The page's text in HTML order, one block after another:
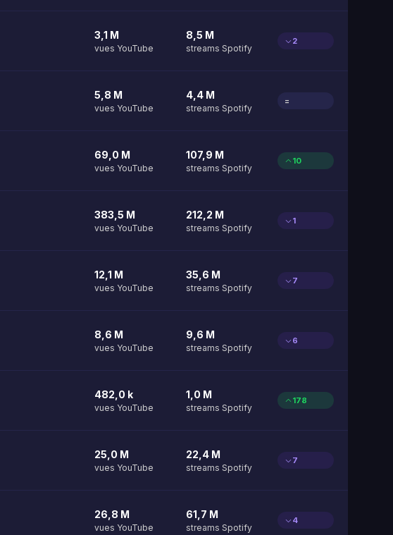
3,1 M
vues YouTube
8,5 M
streams Spotify
2
5,8 M
vues YouTube
4,4 M
streams Spotify
=
69,0 M
vues YouTube
107,9 M
streams Spotify
10
383,5 M
vues YouTube
212,2 M
streams Spotify
1
12,1 M
vues YouTube
35,6 M
streams Spotify
7
8,6 M
vues YouTube
9,6 M
streams Spotify
6
482,0 k
vues YouTube
1,0 M
streams Spotify
178
25,0 M
vues YouTube
22,4 M
streams Spotify
7
26,8 M
vues YouTube
61,7 M
streams Spotify
4